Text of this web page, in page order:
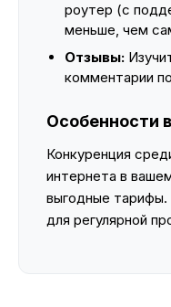
роутер (с
меньше, чем
Отзывы:
комментарии
Особенности
Конкуренция
интернета в
выгодные тарифы.
для регулярной